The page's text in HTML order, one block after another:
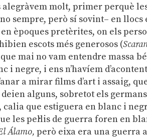
alegràvem molt, primer perquè
sempre, però sí sovint– en llocs
èpoques pretèrites, on els
escots més generosos (
mai no vam entendre massa
i negre, i ens n’havíem
a mirar films d’art i assaig,
alguns, sobretot els
que estiguera en blanc i
les pel·lis de guerra foren en
Álamo,però eixa era una guerra